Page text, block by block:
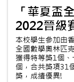
「華夏盃
2022晉級
本校學生參加由
全國數學奧林匹
獲得特等獎1個
個，合共獎項31
獎，成績優異!